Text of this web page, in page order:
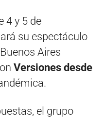
4 y 5 de
su espectáculo
Aires
Versiones desde
el grupo